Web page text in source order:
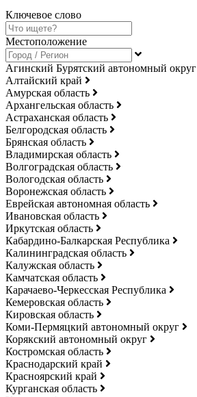
Ключевое слово
Местоположение
Агинский Бурятский автономный округ
Алтайский край
Амурская область
Архангельская область
Астраханская область
Белгородская область
Брянская область
Владимирская область
Волгоградская область
Вологодская область
Воронежская область
Еврейская автономная область
Ивановская область
Иркутская область
Кабардино-Балкарская Республика
Калининградская область
Калужская область
Камчатская область
Карачаево-Черкесская Республика
Кемеровская область
Кировская область
Коми-Пермяцкий автономный округ
Корякский автономный округ
Костромская область
Краснодарский край
Красноярский край
Курганская область